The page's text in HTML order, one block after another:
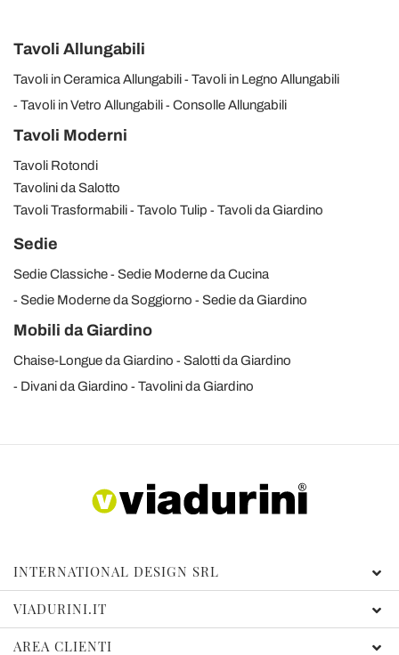
Tavoli Allungabili
Tavoli in Ceramica Allungabili
Tavoli in Legno Allungabili
Tavoli in Vetro Allungabili
Consolle Allungabili
Tavoli Moderni
Tavoli Rotondi
Tavolini da Salotto
Tavoli Trasformabili
Tavolo Tulip Tavoli da Giardino
Sedie
Sedie Classiche
Sedie Moderne da Cucina
Sedie Moderne da Soggiorno
Sedie da Giardino
Mobili da Giardino
Chaise-Longue da Giardino
Salotti da Giardino
Divani da Giardino
Tavolini da Giardino
INTERNATIONAL DESIGN SRL
VIADURINI.IT
AREA CLIENTI